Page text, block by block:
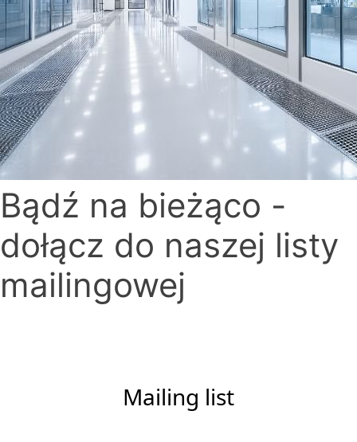
Bądź na bieżąco -
dołącz do naszej listy
mailingowej
Mailing list